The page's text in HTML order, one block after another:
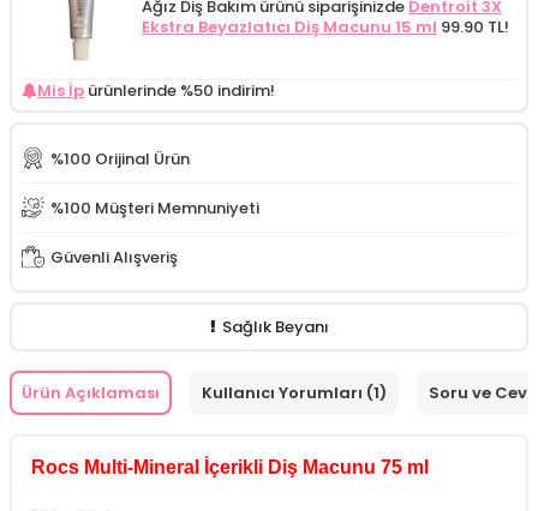
Ağız Diş Bakım ürünü siparişinizde Dentroit 3X
Ekstra Beyazlatıcı Diş Macunu 15 ml 99.90 TL!
Mis İp ürünlerinde %50 indirim!
%100 Orijinal Ürün
%100 Müşteri Memnuniyeti
Güvenli Alışveriş
Sağlık Beyanı
Ürün Açıklaması Kullanıcı Yorumları (1) Soru ve
Rocs Multi-Mineral İçerikli Diş Macunu 75 ml